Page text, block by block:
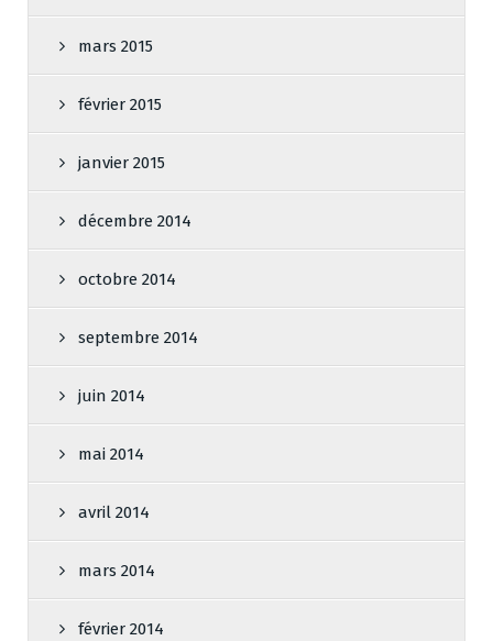
mars 2015
février 2015
janvier 2015
décembre 2014
octobre 2014
septembre 2014
juin 2014
mai 2014
avril 2014
mars 2014
février 2014